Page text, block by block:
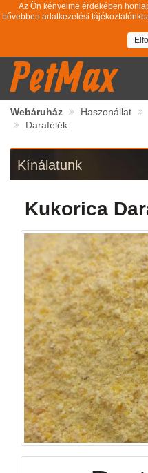
Az Ön kényelme érdekében
bővebben adatkezelési
PetMax
Webáruház
Haszonállat
Darafélék
Kínálatunk
Kukorica